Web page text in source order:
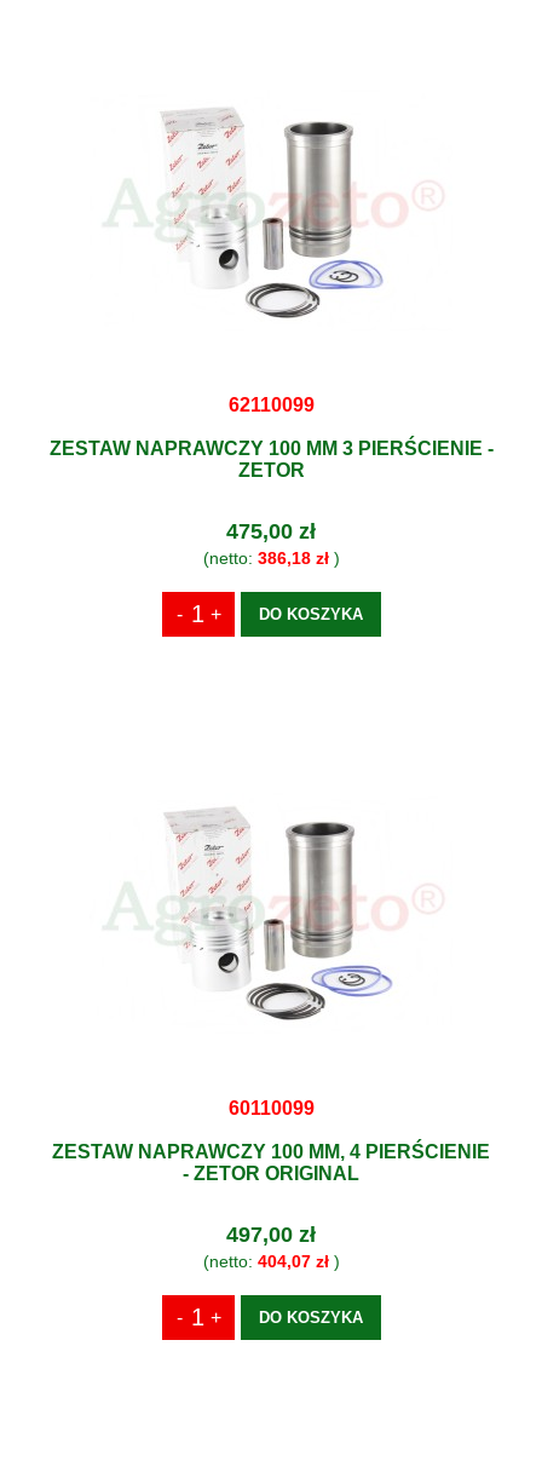
62110099
ZESTAW NAPRAWCZY 100 MM 3 PIERŚCIENIE -
ZETOR
475,00 zł
(netto: 386,18 zł)
DO KOSZYKA
60110099
ZESTAW NAPRAWCZY 100 MM, 4 PIERŚCIENIE
- ZETOR ORIGINAL
497,00 zł
(netto: 404,07 zł)
DO KOSZYKA